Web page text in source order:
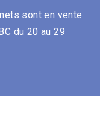
sont en vente
du 20 au 29